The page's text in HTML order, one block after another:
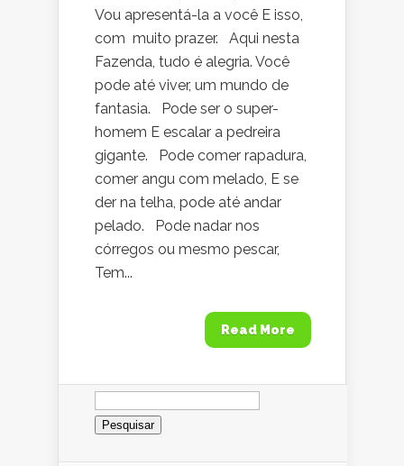
Vou apresentá-la a você E isso,
com muito prazer. Aqui nesta
Fazenda, tudo é alegria. Você
pode até viver, um mundo de
fantasia. Pode ser o super-
homem E escalar a pedreira
gigante. Pode comer rapadura,
comer angu com melado, E se
der na telha, pode até andar
pelado. Pode nadar nos
córregos ou mesmo pescar,
Tem...
Read More
Pesquisar
por: